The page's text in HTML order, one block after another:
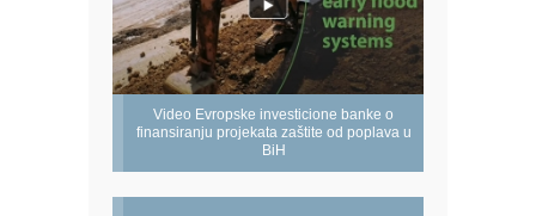
Video Evropske investicione banke o
finansiranju projekata zaštite od poplava u
BiH